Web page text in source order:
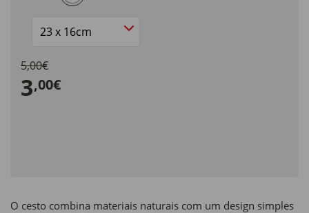
Size
5,00€
3,00€
O cesto combina materiais naturais com um design simples